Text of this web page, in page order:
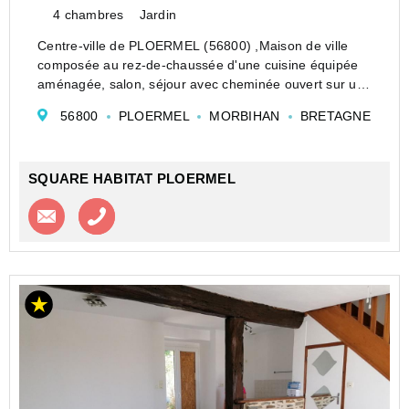
4 chambres Jardin
Centre-ville de PLOERMEL (56800) ,Maison de ville
composée au rez-de-chaussée d'une cuisine équipée
aménagée, salon, séjour avec cheminée ouvert sur une
l'étage deux chambres, salle d'eau et WC. So...
56800 PLOERMEL MORBIHAN BRETAGNE
SQUARE HABITAT PLOERMEL
Contacter l'agence